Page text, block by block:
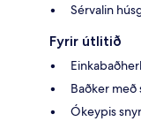
Sérvalin
Fyrir útlitið
Baðker með
Ókeypis